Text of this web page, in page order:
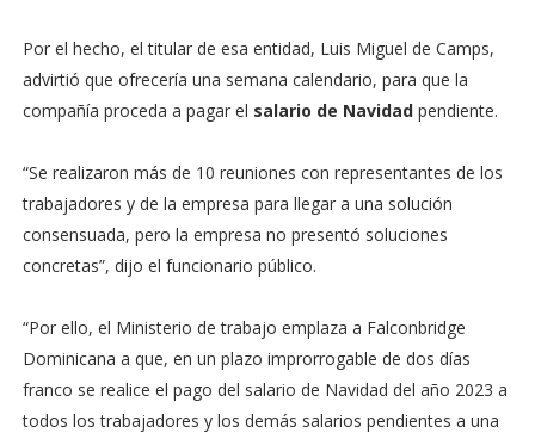
Por el hecho, el titular de esa entidad, Luis Miguel de Camps,
advirtió que ofrecería una semana calendario, para que la
compañía proceda a pagar el salario de Navidadpendiente.
“Se realizaron más de 10 reuniones con representantes de los
trabajadores y de la empresa para llegar a una solución
consensuada, pero la empresa no presentó soluciones
concretas”, dijo el funcionario público.
“Por ello, el Ministerio de trabajo emplaza a Falconbridge
Dominicana a que, en un plazo improrrogable de dos días
franco se realice el pago del salario de Navidad del año 2023 a
todos los trabajadores y los demás salarios pendientes a una